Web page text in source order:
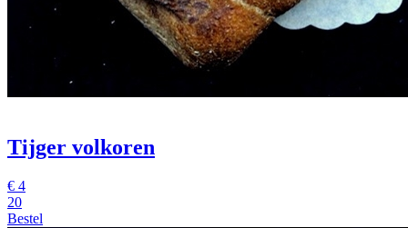
Tijger volkoren
€ 4
20
Bestel